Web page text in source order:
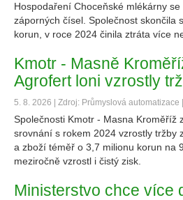
Hospodaření Choceňské mlékárny
záporných čísel. Společnost skončila
korun, v roce 2024 činila ztráta více
Kmotr - Masně
Agrofert loni vzrostly
5. 8. 2026 | Zdroj: Průmyslová automatizace |
Společnosti Kmotr - Masna Kroměříž
srovnání s rokem 2024 vzrostly tržby
a zboží téměř o 3,7 milionu korun na
meziročně vzrostl i čistý zisk.
Ministerstvo chce více